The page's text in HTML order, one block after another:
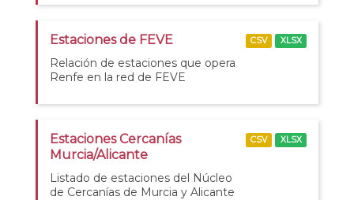
Estaciones de FEVE
Relación de estaciones que opera
Renfe en la red de FEVE
CSV XLSX
Estaciones Cercanías
Murcia/Alicante
Listado de estaciones del Núcleo
de Cercanías de Murcia y Alicante
CSV XLSX